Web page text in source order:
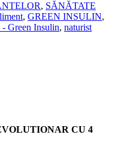
, SĂNĂTATE
, GREEN INSULIN,
Green Insulin, naturist
CU 4